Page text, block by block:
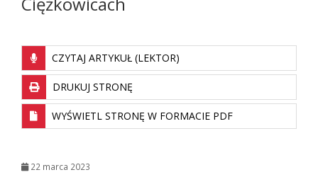
CZYTAJ ARTYKUŁ (LEKTOR)
DRUKUJ STRONĘ
WYŚWIETL STRONĘ W FORMACIE PDF
22 marca 2023